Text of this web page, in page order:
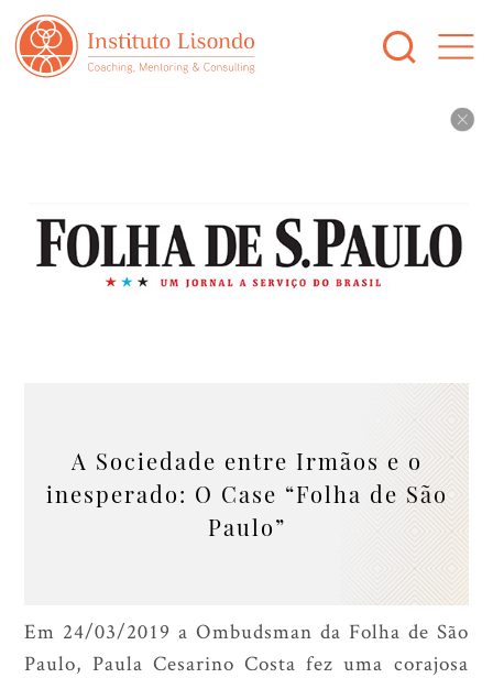
A Sociedade entre Irmãos e o
inesperado: O Case “Folha de São
Paulo”
Em 24/03/2019 a Ombudsman da Folha de São
Paulo, Paula Cesarino Costa fez uma corajosa